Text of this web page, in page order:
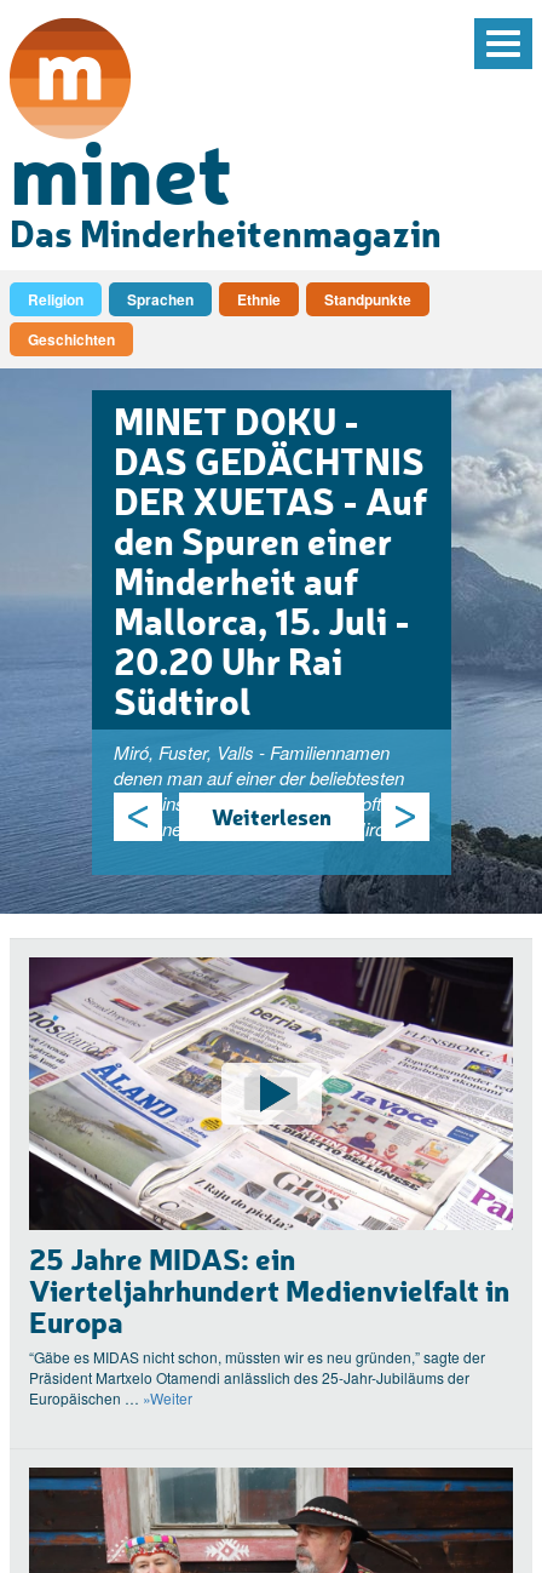
minet
Das Minderheitenmagazin
Religion Sprachen Ethnie
Standpunkte
Geschichten
MINET DOKU -
DAS GEDÄCHTNIS
DER XUETAS - Auf
den Spuren einer
Minderheit auf
Mallorca, 15. Juli -
20.20 Uhr Rai
Südtirol
Miró, Fuster, Valls - Familiennamen
denen man auf einer der beliebtesten
Ferieninseln Europas, Mallorca oft
begegnet. Und doch erzählen Miró, …
Weiterlesen
25 Jahre MIDAS: ein
Vierteljahrhundert Medienvielfalt in
Europa
“Gäbe es MIDAS nicht schon, müssten wir es neu gründen,” sagte der
Präsident Martxelo Otamendi anlässlich des 25-Jahr-Jubiläums der
Europäischen … »Weiter